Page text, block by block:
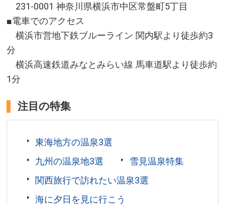
231-0001 神奈川県横浜市中区常盤町5丁目
■電車でのアクセス
横浜市営地下鉄ブルーライン 関内駅より徒歩約3
分
横浜高速鉄道みなとみらい線 馬車道駅より徒歩約
1分
注目の特集
東海地方の温泉3選
九州の温泉地3選
雪見温泉特集
関西旅行で訪れたい温泉3選
海に夕日を見に行こう